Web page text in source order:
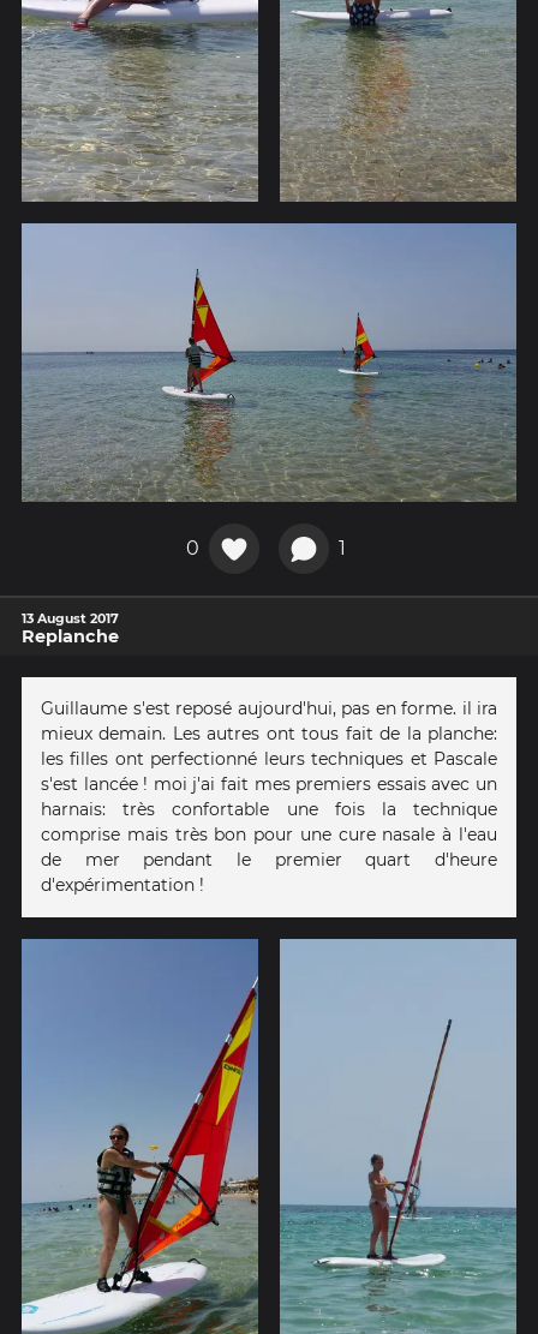
0 1
13 August 2017
Replanche
Guillaume s'est reposé aujourd'hui, pas en forme. il ira
mieux demain. Les autres ont tous fait de la planche:
les filles ont perfectionné leurs techniques et Pascale
s'est lancée ! moi j'ai fait mes premiers essais avec un
harnais: très confortable une fois la technique
comprise mais très bon pour une cure nasale à l'eau
de mer pendant le premier quart d'heure
d'expérimentation !